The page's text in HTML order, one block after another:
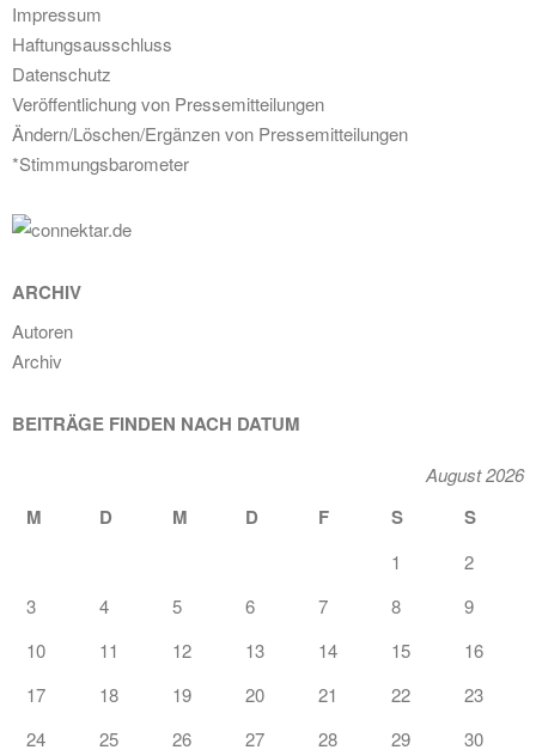
Impressum
Haftungsausschluss
Datenschutz
Veröffentlichung von Pressemitteilungen
Ändern/Löschen/Ergänzen von Pressemitteilungen
*Stimmungsbarometer
ARCHIV
Autoren
Archiv
BEITRÄGE FINDEN NACH DATUM
August 2026
M D M D F S S
1
2
3
4 5 6 7 8
9
10
11 12 13 14 15
16
17
18 19 20 21 22
23
24
25 26 27 28 29 30